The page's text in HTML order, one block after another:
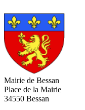
Mairie de Bessan
Place de la Mairie
34550 Bessan